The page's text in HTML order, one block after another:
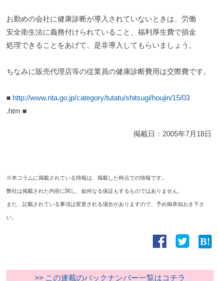
お勤めの会社に健康診断が導入されていないときは、労働
安全衛生法に義務付けられていること、福利厚生費で損金
処理できることをあげて、是非導入してもらいましょう。
ちなみに販売代理店等の従業員の健康診断費用は交際費です。
■ http://www.nta.go.jp/category/tutatu/shitsugi/houjin/15/03
.htm ■
掲載日： 2005年7月18日
※本コラムに掲載されている情報は、掲載した時点での情報です。
弊社は掲載された内容に関し、如何なる保証もするものではありません。
また、記載されている事項は変更される場合がありますので、予め御承知おき下さ
い。
>> この連載のバックナンバー一覧はコチラ